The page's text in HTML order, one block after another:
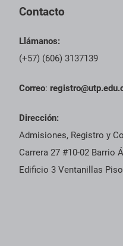
Contacto
Llámanos:
(+57) (606) 3137139
Correo:
Dirección:
Admisiones, Registro y
Carrera 27 #10-02 Barrio
Edificio 3 Ventanillas